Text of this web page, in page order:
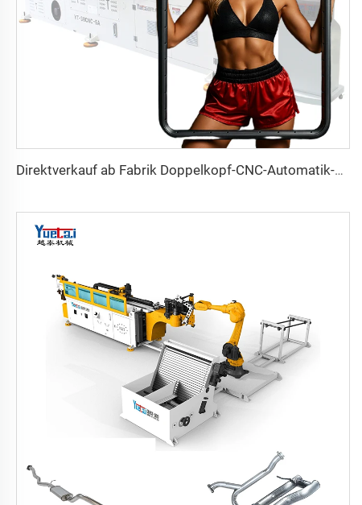
Direktverkauf ab Fabrik Doppelkopf-CNC-Automatik-Hydraulikrohrbiegemaschine aus Kohlenstoffstahl Rohrbiegemaschine